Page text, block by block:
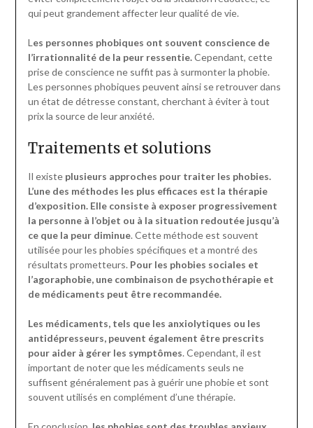
qui peut grandement affecter leur qualité de vie.
Les personnes phobiques ont souvent conscience de
l’irrationnalité de la peur ressentie.Cependant, cette
prise de conscience ne suffit pas à surmonter la phobie.
Les personnes phobiques peuvent ainsi se retrouver dans
un état de détresse constant, cherchant à éviter à tout
prix la source de leur anxiété.
Traitements et solutions
Il existeplusieurs approches pour traiter les phobies.
L’une des méthodes les plus efficaces est la thérapie
d’exposition. Elle consiste à exposer progressivement
la personne à l’objet ou à la situation redoutée jusqu’à
ce que la peur diminue. Cette méthode est souvent
utilisée pour les phobies spécifiques et a montré des
résultats prometteurs. Pour les phobies sociales et
l’agoraphobie, une combinaison de psychothérapie et
de médicaments peut être recommandée.
Les médicaments, tels que les anxiolytiques ou les
antidépresseurs, peuvent également être prescrits
pour aider à gérer les symptômes. Cependant, il est
important de noter que les médicaments seuls ne
suffisent généralement pas à guérir une phobie et sont
souvent utilisés en complément d’une thérapie.